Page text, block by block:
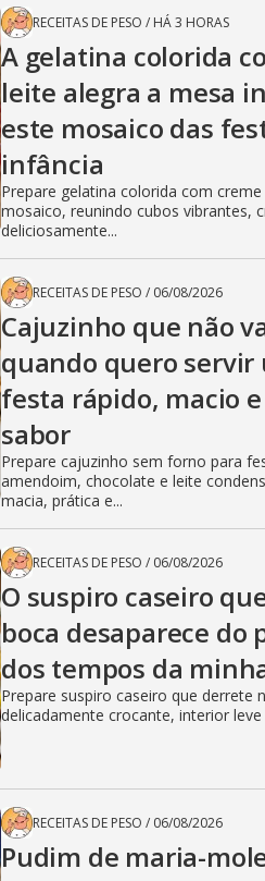
RECEITAS DE PESO / HÁ 3 HORAS
A gelatina colorida
leite alegra a mesa
este mosaico das
infância
Prepare gelatina colorida com
mosaico, reunindo cubos vibrantes,
deliciosamente...
RECEITAS DE PESO / 06/08/2026
Cajuzinho que não
quando quero servir
festa rápido, macio
sabor
Prepare cajuzinho sem forno para
amendoim, chocolate e leite
macia, prática e...
RECEITAS DE PESO / 06/08/2026
O suspiro caseiro
boca desaparece do
dos tempos da
Prepare suspiro caseiro que derrete
delicadamente crocante, interior
RECEITAS DE PESO / 06/08/2026
Pudim de maria-